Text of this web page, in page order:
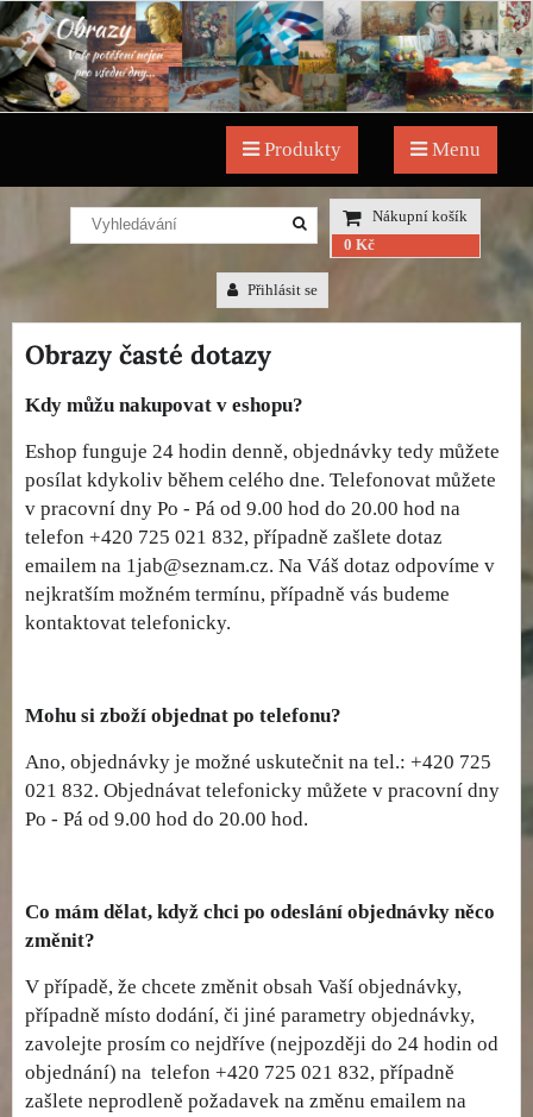
Produkty Menu
Nákupní košík
0 Kč
Přihlásit se
Obrazy časté dotazy
Kdy můžu nakupovat v eshopu?
Eshop funguje 24 hodin denně, objednávky tedy můžete
posílat kdykoliv během celého dne. Telefonovat můžete
v pracovní dny Po - Pá od 9.00 hod do 20.00 hod na
telefon +420 725 021 832, případně zašlete dotaz
emailem na 1jab@seznam.cz. Na Váš dotaz odpovíme v
nejkratším možném termínu, případně vás budeme
kontaktovat telefonicky.
Mohu si zboží objednat po telefonu?
Ano, objednávky je možné uskutečnit na tel.: +420 725
021 832. Objednávat telefonicky můžete v pracovní dny
Po - Pá od 9.00 hod do 20.00 hod.
Co mám dělat, když chci po odeslání objednávky něco
změnit?
V případě, že chcete změnit obsah Vaší objednávky,
případně místo dodání, či jiné parametry objednávky,
zavolejte prosím co nejdříve (nejpozději do 24 hodin od
objednání) na telefon +420 725 021 832, případně
zašlete neprodleně požadavek na změnu emailem na